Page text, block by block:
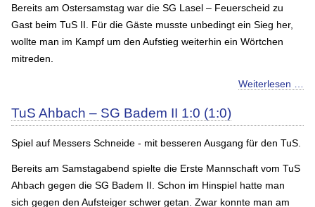
Bereits am Ostersamstag war die SG Lasel – Feuerscheid zu
Gast beim TuS II. Für die Gäste musste unbedingt ein Sieg her,
wollte man im Kampf um den Aufstieg weiterhin ein Wörtchen
mitreden.
Weiterlesen …
TuS Ahbach – SG Badem II 1:0 (1:0)
Spiel auf Messers Schneide - mit besseren Ausgang für den TuS.
Bereits am Samstagabend spielte die Erste Mannschaft vom TuS
Ahbach gegen die SG Badem II. Schon im Hinspiel hatte man
sich gegen den Aufsteiger schwer getan. Zwar konnte man am